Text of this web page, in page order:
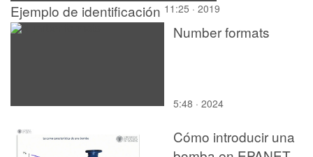
Ejemplo de identificación
de relaciones
11:25 · 2019
Number formats
5:48 · 2024
Cómo introducir una